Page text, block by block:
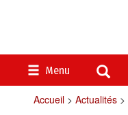
Menu
Accueil> Actualités>